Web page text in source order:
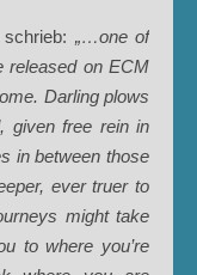
„…one of
released on ECM
Darling plows
given free rein in
in between those
ever truer to
might take
to where you’re